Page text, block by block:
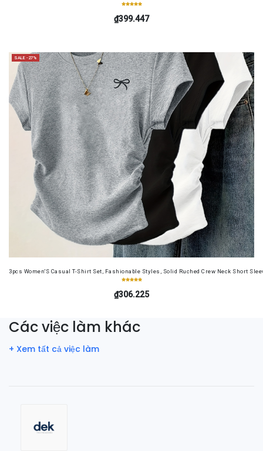
₫399.447
SALE -27%
3pcs Women'S Casual T-Shirt Set, Fashionable Styles, Solid Ruched Crew Neck Short
₫306.225
Các việc làm khác
+ Xem tất cả việc làm